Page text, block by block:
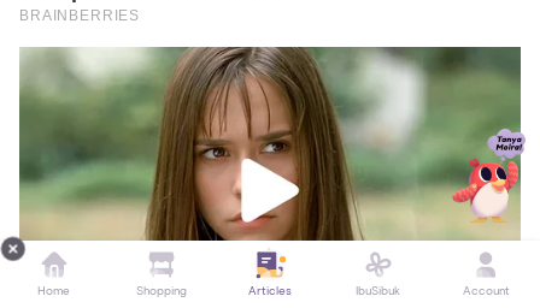
Home Shopping Articles IbuSibuk Account